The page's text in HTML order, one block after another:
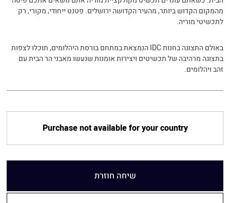
מהמקום הקדוש ביותר, מהעיר הקדושה ירושלים. פטנט ייחודי, מקורי, רק
לתכשיטי מוריה.
באולם התצוגה בחנות IDC הנמצאת במתחם בורסת היהלומים, תוכלו לצפות
בתצוגה מרהיבה של תכשיטים ויצירות אומנות שנעשו מאבני הר הבית עם
זהב ויהלומים.
Purchase not available for your country
שיחה חוזרת